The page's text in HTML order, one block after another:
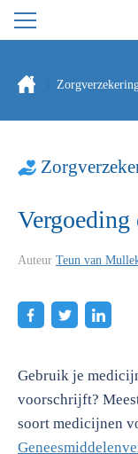
Auteur Teun van
Gebruik je
voorschrijft?
soort medicijnen